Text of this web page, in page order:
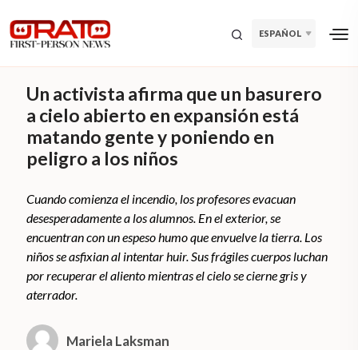
ESPAÑOL
Un activista afirma que un basurero
a cielo abierto en expansión está
matando gente y poniendo en
peligro a los niños
Cuando comienza el incendio, los profesores evacuan
desesperadamente a los alumnos. En el exterior, se
encuentran con un espeso humo que envuelve la tierra. Los
niños se asfixian al intentar huir. Sus frágiles cuerpos luchan
por recuperar el aliento mientras el cielo se cierne gris y
aterrador.
Mariela Laksman